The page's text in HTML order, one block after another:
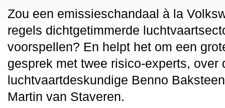
Zou een emissieschandaal à la
regels dichtgetimmerde
voorspellen? En helpt het om een
gesprek met twee risico-experts,
luchtvaartdeskundige Benno
Martin van Staveren.